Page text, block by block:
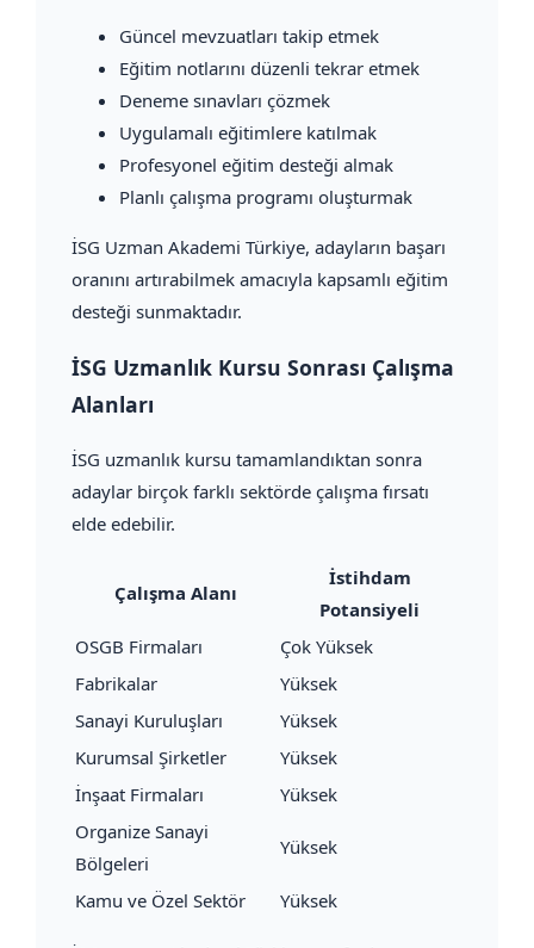
Güncel mevzuatları takip etmek
Eğitim notlarını düzenli tekrar etmek
Deneme sınavları çözmek
Uygulamalı eğitimlere katılmak
Profesyonel eğitim desteği almak
Planlı çalışma programı oluşturmak
İSG Uzman Akademi Türkiye, adayların başarı
oranını artırabilmek amacıyla kapsamlı eğitim
desteği sunmaktadır.
İSG Uzmanlık Kursu Sonrası Çalışma
Alanları
İSG uzmanlık kursu tamamlandıktan sonra
adaylar birçok farklı sektörde çalışma fırsatı
elde edebilir.
Çalışma Alanı
İstihdam
Potansiyeli
OSGB Firmaları
Çok Yüksek
Fabrikalar
Yüksek
Sanayi Kuruluşları
Yüksek
Kurumsal Şirketler
Yüksek
İnşaat Firmaları
Yüksek
Organize Sanayi
Bölgeleri
Yüksek
Kamu ve Özel Sektör Yüksek